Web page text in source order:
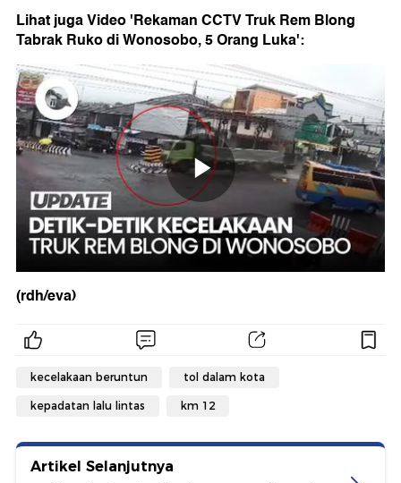
Lihat juga Video 'Rekaman CCTV Truk Rem Blong
Tabrak Ruko di Wonosobo, 5 Orang Luka':
(rdh/eva)
kecelakaan beruntun tol dalam kota
kepadatan lalu lintas km 12
Artikel Selanjutnya